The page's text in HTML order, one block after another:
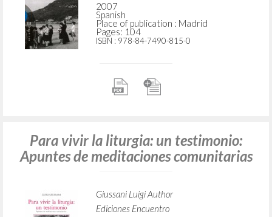
2007
Spanish
Place of publication : Madrid
Pages: 104
ISBN : 978-84-7490-815-0
Para vivir la liturgia: un testimonio:
Apuntes de meditaciones comunitarias
Giussani Luigi Author
Ediciones Encuentro